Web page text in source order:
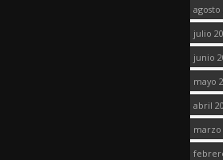
agosto
julio
junio
mayo
abril
marzo